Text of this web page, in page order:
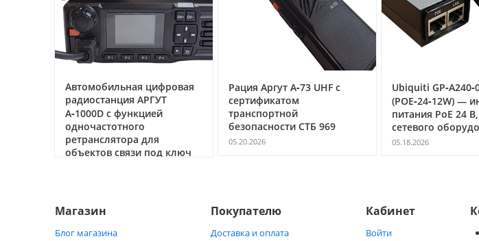
Автомобильная цифровая
радиостанция АРГУТ
А‑1000D с функцией
одночастотного
ретранслятора для
объектов связи под ключ
Рация Аргут А‑73 UHF с
сертификатом
транспортной
безопасности СТБ 969
05.20.2026
Ubiquiti
(POE‑24‑12W) —
питания PoE 24
сетевого
05.18.2026
Магазин
Блог магазина
Покупателю
Доставка и оплата
Кабинет
Войти